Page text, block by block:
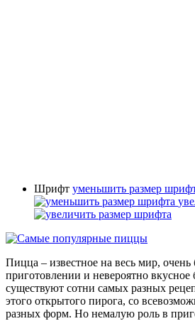
Шрифт уменьшить размер
Пицца – известное на весь мир, очень
приготовлении и невероятно
существуют сотни самых разных
этого открытого пирога, со
разных форм. Но немалую роль в